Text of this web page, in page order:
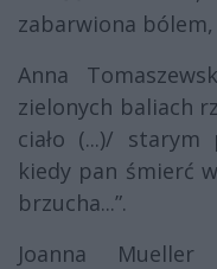
zabarwiona
Anna
zielonych baliach
ciało (...)/
kiedy pan śmierć
brzucha...”.
Joanna Mueller